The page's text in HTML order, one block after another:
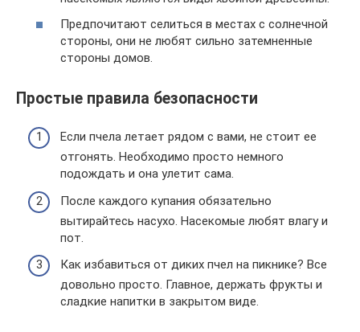
Предпочитают селиться в местах с солнечной
стороны, они не любят сильно затемненные
стороны домов.
Простые правила безопасности
Если пчела летает рядом с вами, не стоит ее
отгонять. Необходимо просто немного
подождать и она улетит сама.
После каждого купания обязательно
вытирайтесь насухо. Насекомые любят влагу и
пот.
Как избавиться от диких пчел на пикнике? Все
довольно просто. Главное, держать фрукты и
сладкие напитки в закрытом виде.